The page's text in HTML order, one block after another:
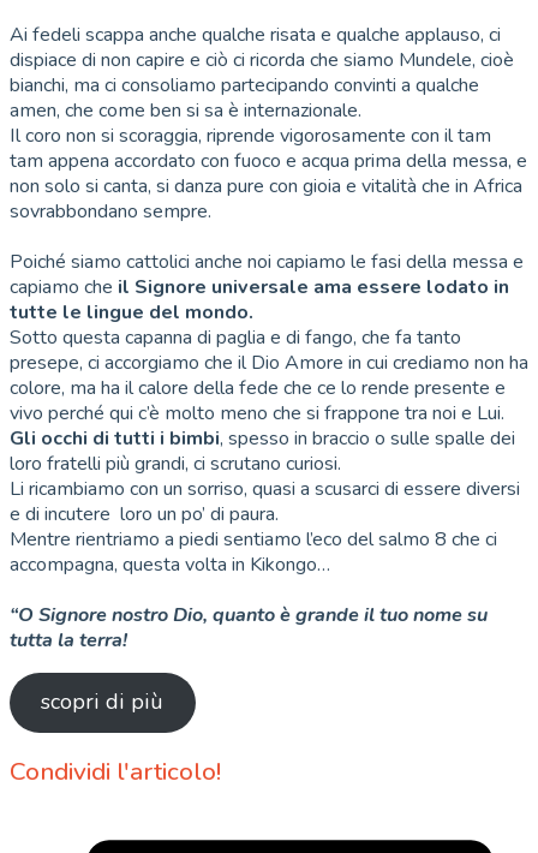
Ai fedeli scappa anche qualche risata e qualche applauso, ci
dispiace di non capire e ciò ci ricorda che siamo Mundele, cioè
bianchi, ma ci consoliamo partecipando convinti a qualche
amen, che come ben si sa è internazionale.
Il coro non si scoraggia, riprende vigorosamente con il tam
tam appena accordato con fuoco e acqua prima della messa, e
non solo si canta, si danza pure con gioia e vitalità che in Africa
sovrabbondano sempre.
Poiché siamo cattolici anche noi capiamo le fasi della messa e
capiamo che il Signore universale ama essere lodato in
tutte le lingue del mondo.
Sotto questa capanna di paglia e di fango, che fa tanto
presepe, ci accorgiamo che il Dio Amore in cui crediamo non ha
colore, ma ha il calore della fede che ce lo rende presente e
vivo perché qui c’è molto meno che si frappone tra noi e Lui.
Gli occhi di tutti i bimbi, spesso in braccio o sulle spalle dei
loro fratelli più grandi, ci scrutano curiosi.
Li ricambiamo con un sorriso, quasi a scusarci di essere diversi
e di incutere loro un po’ di paura.
Mentre rientriamo a piedi sentiamo l’eco del salmo 8 che ci
accompagna, questa volta in Kikongo…
“O Signore nostro Dio, quanto è grande il tuo nome su
tutta la terra!
scopri di più
Condividi l'articolo!